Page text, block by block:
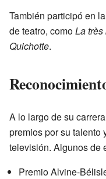
También participó en
de teatro, comoLa
Quichotte.
A lo largo de su
premios por su talento
televisión. Algunos de
Premio Alvine-